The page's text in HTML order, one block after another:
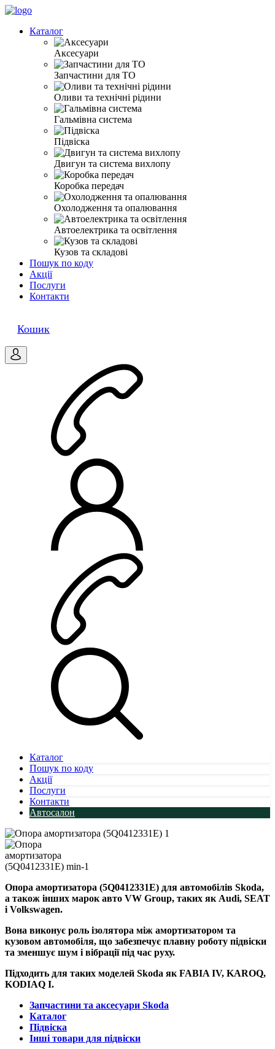
Каталог
Аксесуари
Запчастини для ТО
Оливи та технічні рідини
Гальмівна система
Підвіска
Двигун та система вихлопу
Коробка передач
Охолодження та опалювання
Автоелектрика та освітлення
Кузов та складові
Пошук по коду
Акції
Послуги
Контакти
Кошик
Каталог
Пошук по коду
Акції
Послуги
Контакти
Автосалон
Опора амортизатора (5Q0412331E) для автомобілів Skoda,
а також інших марок авто VW Group, таких як Audi, SEAT
і Volkswagen.
Вона виконує роль ізолятора між амортизатором та
кузовом автомобіля, що забезпечує плавну роботу підвіски
та зменшує шум і вібрації під час руху.
Підходить для таких моделей Skoda як FABIA IV, KAROQ,
KODIAQ I.
Запчастини та аксесуари Skoda
Каталог
Підвіска
Інші товари для підвіски